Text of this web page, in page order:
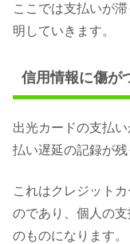
ここでは支払いが
明していきます。
信用情報に傷が
出光カードの支払
払い遅延の記録が残
これはクレジット
のであり、個人の
のものになります。